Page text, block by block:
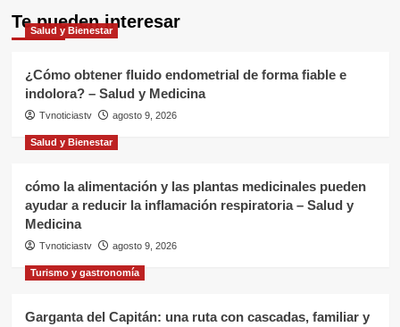
Te pueden interesar
Salud y Bienestar
¿Cómo obtener fluido endometrial de forma fiable e
indolora? – Salud y Medicina
Tvnoticiastv agosto 9, 2026
Salud y Bienestar
cómo la alimentación y las plantas medicinales pueden
ayudar a reducir la inflamación respiratoria – Salud y
Medicina
Tvnoticiastv agosto 9, 2026
Turismo y gastronomía
Garganta del Capitán: una ruta con cascadas, familiar y